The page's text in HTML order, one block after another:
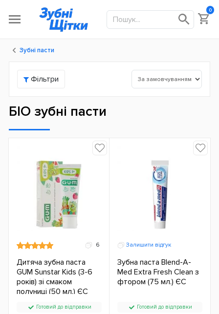
0
Зубні пасти
Фільтри
БІО зубні пасти
6
Дитяча зубна паста
GUM Sunstar Kids (3-6
років) зі смаком
полуниці (50 мл.) ЄС
Готовий до відправки
Залишити відгук
Зубна паста Blend-A-
Med Extra Fresh Clean з
фтором (75 мл.) ЄС
Готовий до відправки